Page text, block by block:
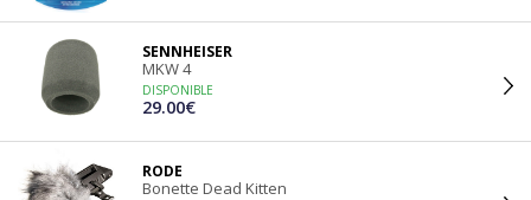
SENNHEISER
MKW 4
DISPONIBLE
29.00€
RODE
Bonette Dead Kitten